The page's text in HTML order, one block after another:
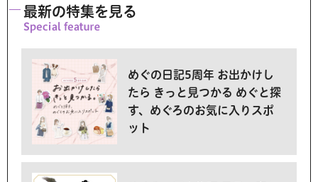
最新の特集を見る
めぐの日記5周年 お出かけし
たら きっと見つかる めぐと探
す、めぐろのお気に入りスポ
ット